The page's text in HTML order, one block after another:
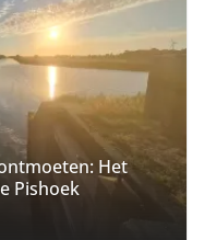
Het
Pishoek